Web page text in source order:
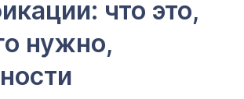
что это,
нужно,